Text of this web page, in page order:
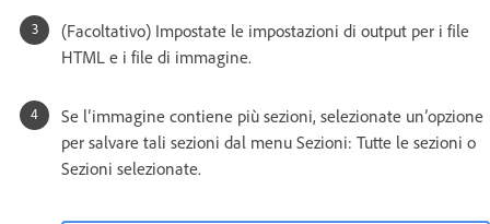
(Facoltativo) Impostate le impostazioni di output per i file
HTML e i file di immagine.
Se l’immagine contiene più sezioni, selezionate un’opzione
per salvare tali sezioni dal menu Sezioni: Tutte le sezioni o
Sezioni selezionate.